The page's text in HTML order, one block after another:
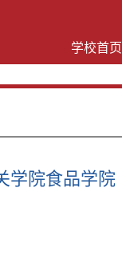
学校首页
学院食品学院